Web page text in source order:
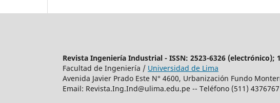
Revista Ingeniería Industrial - ISSN: 2523-6326 (electrónico);
Facultad de Ingeniería / Universidad de Lima
Avenida Javier Prado Este N° 4600, Urbanización Fundo
Email: Revista.Ing.Ind@ulima.edu.pe -- Teléfono (511) 4376767